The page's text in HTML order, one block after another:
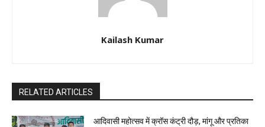
Kailash Kumar
RELATED ARTICLES
आदिवासी महोत्सव में क्रॉस कंट्री दौड़, मांगू और प्रतिका